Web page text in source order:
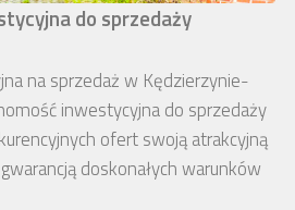
do sprzedaży
na sprzedaż w Kędzierzynie-
inwestycyjna do sprzedaży
ofert swoją atrakcyjną
doskonałych warunków